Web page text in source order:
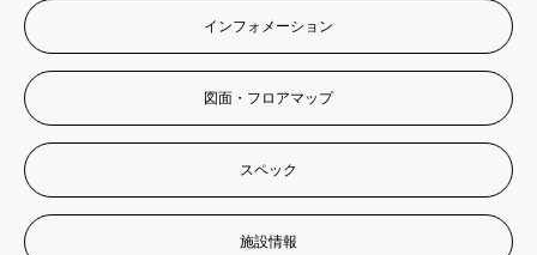
会社情報
インフォメーション
図面・フロアマップ
スペック
施設情報